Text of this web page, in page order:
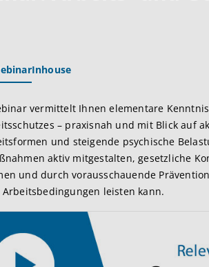
Inhouse
vermittelt Ihnen elementare
– praxisnah und mit Blick auf
und steigende psychische
aktiv mitgestalten, gesetzliche
und durch vorausschauende
leisten kann.